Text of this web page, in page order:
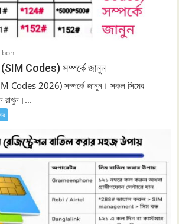
(SIM Codes) সম্পর্কে জানুন
Codes 2026) সম্পর্কে জানুন। সকল সিমের
রাখুন।...